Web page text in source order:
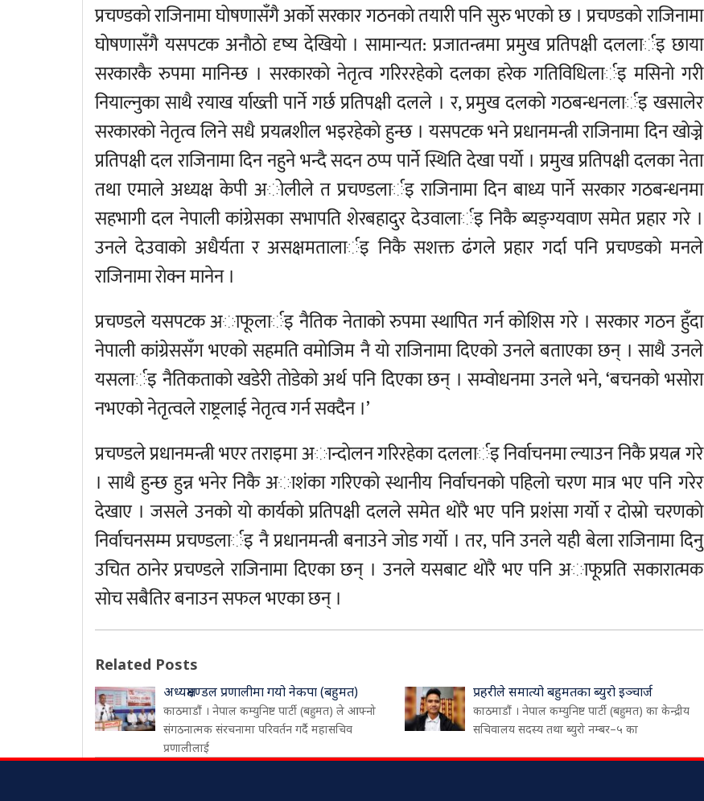
प्रचण्डकाे राजिनामा घाेषणासँगै अर्काे सरकार गठनकाे तयारी पनि सुरु भएकाे छ । प्रचण्डकाे राजिनामा
घाेषणासँगै यसपटक अनाैठाे दृष्य देखियाे । सामान्यत: प्रजातन्त्रमा प्रमुख प्रतिपक्षी दललार्इ छाया
सरकारकै रुपमा मानिन्छ । सरकारकाे नेतृत्व गरिररहेकाे दलका हरेक गतिविधिलार्इ मसिनाे गरी
नियाल्नुका साथै रयाख र्याख्ती पार्ने गर्छ प्रतिपक्षी दलले । र, प्रमुख दलकाे गठबन्धनलार्इ खसालेर
सरकारकाे नेतृत्व लिने सधै प्रयत्नशील भइरहेकाे हुन्छ । यसपटक भने प्रधानमन्त्री राजिनामा दिन खाेज्ने
प्रतिपक्षी दल राजिनामा दिन नहुने भन्दै सदन ठप्प पार्ने स्थिति देखा पर्याे । प्रमुख प्रतिपक्षी दलका नेता
तथा एमाले अध्यक्ष केपी अाेलीले त प्रचण्डलार्इ राजिनामा दिन बाध्य पार्ने सरकार गठबन्धनमा
सहभागी दल नेपाली कांग्रेसका सभापति शेरबहादुर देउवालार्इ निकै ब्यङ्ग्यवाण समेत प्रहार गरे ।
उनले देउवाकाे अधैर्यता र असक्षमतालार्इ निकै सशक्त ढंगले प्रहार गर्दा पनि प्रचण्डकाे मनले
राजिनामा राेक्न मानेन ।
प्रचण्डले यसपटक अाफूलार्इ नैतिक नेताकाे रुपमा स्थापित गर्न काेशिस गरे । सरकार गठन हुँदा
नेपाली कांग्रेससँग भएकाे सहमति वमाेजिम नै याे राजिनामा दिएकाे उनले बताएका छन् । साथै उनले
यसलार्इ नैतिकताकाे खडेरी ताेडेकाे अर्थ पनि दिएका छन् । सम्वाेधनमा उनले भने, ‘बचनको भसोरा
नभएको नेतृत्वले राष्ट्रलाई नेतृत्व गर्न सक्दैन ।’
प्रचण्डले प्रधानमन्त्री भएर तराइमा अान्दाेलन गरिरहेका दललार्इ निर्वाचनमा ल्याउन निकै प्रयत्न गरे
। साथै हुन्छ हुन्न भनेर निकै अाशंका गरिएकाे स्थानीय निर्वाचनकाे पहिलाे चरण मात्र भए पनि गरेर
देखाए । जसले उनकाे याे कार्यकाे प्रतिपक्षी दलले समेत थाेरै भए पनि प्रशंसा गर्याे र दाेस्राे चरणकाे
निर्वाचनसम्म प्रचण्डलार्इ नै प्रधानमन्त्री बनाउने जाेड गर्याे । तर, पनि उनले यही बेला राजिनामा दिनु
उचित ठानेर प्रचण्डले राजिनामा दिएका छन् । उनले यसबाट थाेरै भए पनि अाफूप्रति सकारात्मक
साेच सबैतिर बनाउन सफल भएका छन् ।
Related Posts
अध्यक्षमण्डल प्रणालीमा गयो नेकपा (बहुमत)
काठमाडौं । नेपाल कम्युनिष्ट पार्टी (बहुमत) ले आफ्नो
संगठनात्मक संरचनामा परिवर्तन गर्दै महासचिव
प्रणालीलाई
प्रहरीले समात्यो बहुमतका ब्युरो इञ्चार्ज
काठमाडौं । नेपाल कम्युनिष्ट पार्टी (बहुमत) का केन्द्रीय
सचिवालय सदस्य तथा ब्युरो नम्बर–५ का